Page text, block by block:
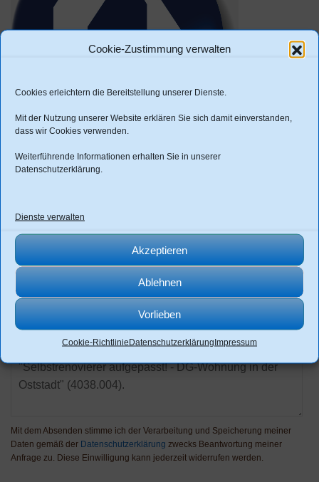
Cookie-Zustimmung verwalten
Cookies erleichtern die Bereitstellung unserer Dienste.
Mit der Nutzung unserer Website erklären Sie sich damit einverstanden,
dass wir Cookies verwenden.
Weiterführende Informationen erhalten Sie in unserer
Datenschutzerklärung
Dienste verwalten
Akzeptieren
Ablehnen
Vorlieben
Cookie-RichtlinieDatenschutzerklärungImpressum
Thomas Seydel
actoria immobilien management GmbH
03691-213243
Mit dem Absenden stimme ich der Verarbeitung und Speicherung meiner
Daten gemäß der Datenschutzerklärung zwecks Beantwortung meiner
Anfrage zu. Diese Einwilligung kann jederzeit widerrufen werden.